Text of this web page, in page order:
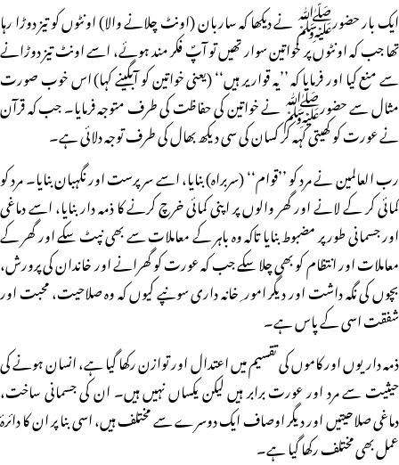
ایک بار حضورﷺ نے دیکھا کہ ساربان (اونٹ چلانے والا) اونٹوں کو تیز دوڑا رہا
تھا جب کہ اونٹوں پر خواتین سوار تھیں تو آپؐ فکر مند ہوئے، اسے اونٹ تیز دوڑانے
سے منع کیا اور فرمایا کہ ’’یہ قواریر ہیں‘‘ (یعنی خواتین کو آبگینے کہا) اس خوب صورت
مثال سے حضورﷺ نے خواتین کی حفاظت کی طرف متوجہ فرمایا۔ جب کہ قرآن
نے عورت کو کھیتی کہہ کر کسان کی سی دیکھ بھال کی طرف توجہ دلائی ہے۔
رب العالمین نے مرد کو ’’قوام‘‘ (سربراہ) بنایا، اسے سرپرست اور نگہبان بنایا۔ مرد کو
کمائی کر کے لانے اور گھر والوں پر اپنی کمائی خرچ کرنے کا ذمہ دار بنایا، اسے دماغی
اور جسمانی طور پر مضبوط بنایا تاکہ وہ باہر کے معاملات سے بھی نپٹ سکے اور گھر کے
معاملات اور انتظام کو بھی چلا سکے جب کہ عورت کو گھرانے اور خاندان کی پرورش،
بچوں کی نگہ داشت اور دیگر امور ِ خانہ داری سونپے کیوں کہ وہ صلاحیت، محبت اور
شفقت اسی کے پاس ہے۔
ذمہ داریوں اور کاموں کی تقسیم میں اعتدال اور توازن رکھا گیا ہے، انسان ہونے کی
حیثیت سے مرد اور عورت برابر ہیں لیکن یکساں نہیں ہیں۔ ان کی جسمانی ساخت،
دماغی صلاحیتیں اور دیگر اوصاف ایک دوسرے سے مختلف ہیں، اسی بنا پر ان کا دائرۂ
عمل بھی مختلف رکھا گیا ہے۔